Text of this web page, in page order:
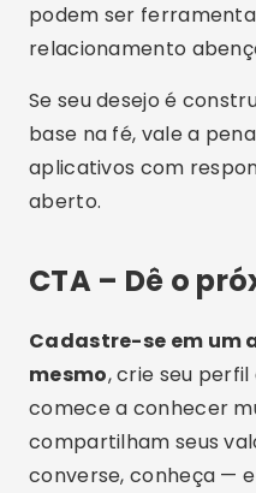
podem ser
relacionamento
Se seu desejo é
base na fé, vale a
aplicativos com
aberto.
CTA – Dê o
Cadastre-se em um
mesmo, crie seu
comece a conhecer
compartilham seus
converse, conheça —